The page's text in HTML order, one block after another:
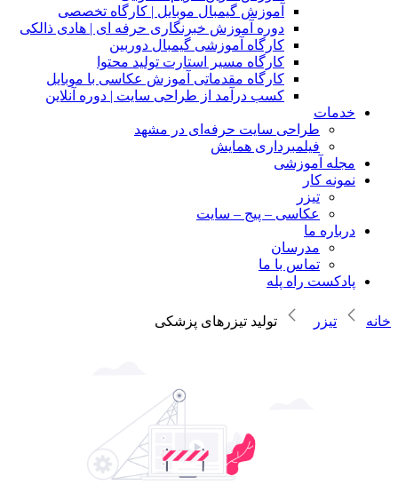
آموزش گیمبال موبایل | کارگاه تخصصی
دوره آموزش خبرنگاری حرفه ای | هادی ذالکی
کارگاه آموزشی گیمبال دوربین
کارگاه مسیر استارت تولید محتوا
کارگاه مقدماتی آموزش عکاسی با موبایل
کسب درآمد از طراحی سایت | دوره آنلاین
خدمات
طراحی سایت حرفه‌ای در مشهد
فیلمبرداری همایش
مجله آموزشی
نمونه کار
تیزر
عکاسی – پیج – سایت
درباره ما
مدرسان
تماس با ما
پادکست راه پله
خانه تیزر تولید تیزرهای پزشکی